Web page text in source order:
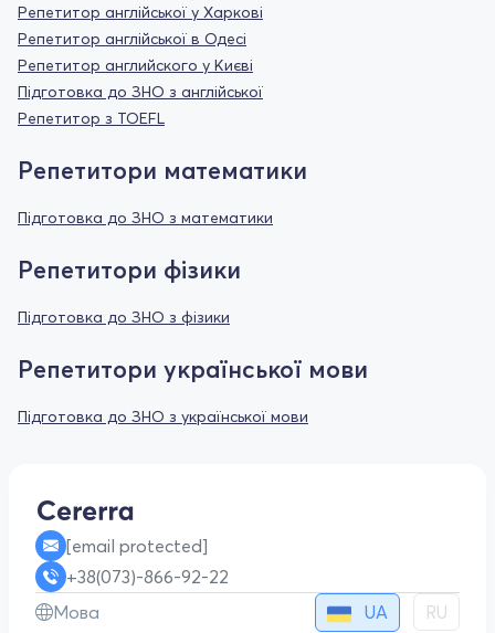
Репетитор англійської у Харкові
Репетитор англійської в Одесі
Репетитор английского у Києві
Підготовка до ЗНО з англійської
Репетитор з TOEFL
Репетитори математики
Підготовка до ЗНО з математики
Репетитори фізики
Підготовка до ЗНО з фізики
Репетитори української мови
Підготовка до ЗНО з української мови
[email protected]
+38(073)-866-92-22
Мова
UA RU